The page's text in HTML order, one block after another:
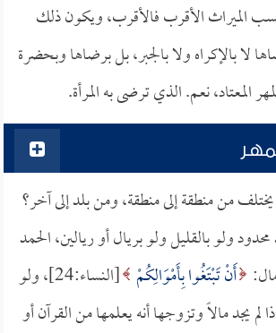
الميراث الأقرب فالأقرب، ويكون ذلك
لا بالإكراه ولا بالجبر، بل برضاها وبحضرة
المعتاد، نعم. الذي ترضى به المرأة.
من منطقة إلى منطقة، ومن بلد إلى آخر؟
ولو بالقليل ولو بريال أو ريالين، الحمد
أَنْ تَبْتَغُوا بِأَمْوَالِكُمْ
[النساء:24]، ولو
لم يجد مالاً وتزوجها أنه يعلمها من القرآن أو